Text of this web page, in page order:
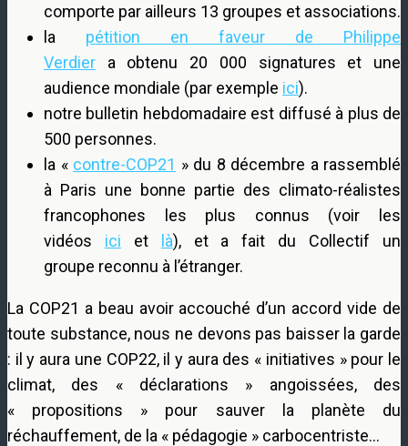
comporte par ailleurs 13 groupes et associations.
la pétition en faveur de Philippe
Verdier a obtenu 20 000 signatures et une
audience mondiale (par exemple ici).
notre bulletin hebdomadaire est diffusé à plus de
500 personnes.
la « contre-COP21 » du 8 décembre a rassemblé
à Paris une bonne partie des climato-réalistes
francophones les plus connus (voir les
vidéos ici et là), et a fait du Collectif un
groupe reconnu à l’étranger.
La COP21 a beau avoir accouché d’un accord vide de
toute substance, nous ne devons pas baisser la garde
: il y aura une COP22, il y aura des « initiatives » pour le
climat, des « déclarations » angoissées, des
« propositions » pour sauver la planète du
réchauffement, de la « pédagogie » carbocentriste…